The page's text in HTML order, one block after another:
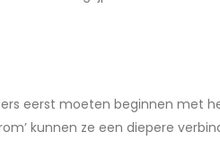
eerst moeten beginnen met
kunnen ze een diepere